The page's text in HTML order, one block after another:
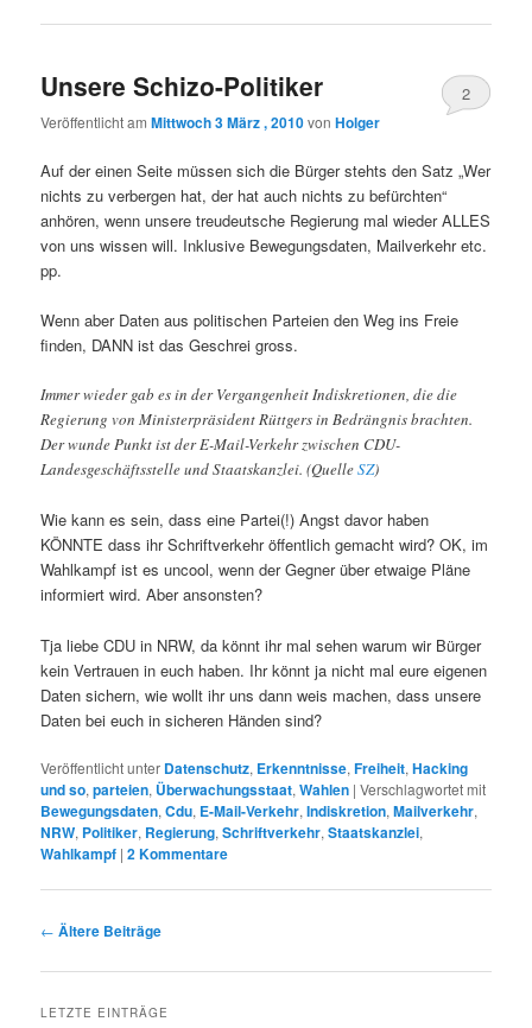
Unsere Schizo-Politiker
Veröffentlicht amMittwoch 3 März , 2010vonHolger
2
Auf der einen Seite müssen sich die Bürger stehts den Satz „Wer
nichts zu verbergen hat, der hat auch nichts zu befürchten“
anhören, wenn unsere treudeutsche Regierung mal wieder ALLES
von uns wissen will. Inklusive Bewegungsdaten, Mailverkehr etc.
pp.
Wenn aber Daten aus politischen Parteien den Weg ins Freie
finden, DANN ist das Geschrei gross.
Immer wieder gab es in der Vergangenheit Indiskretionen, die die
Regierung von Ministerpräsident Rüttgers in Bedrängnis brachten.
Der wunde Punkt ist der E-Mail-Verkehr zwischen CDU-
Landesgeschäftsstelle und Staatskanzlei. (QuelleSZ)
Wie kann es sein, dass eine Partei(!) Angst davor haben
KÖNNTE dass ihr Schriftverkehr öffentlich gemacht wird? OK, im
Wahlkampf ist es uncool, wenn der Gegner über etwaige Pläne
informiert wird. Aber ansonsten?
Tja liebe CDU in NRW, da könnt ihr mal sehen warum wir Bürger
kein Vertrauen in euch haben. Ihr könnt ja nicht mal eure eigenen
Daten sichern, wie wollt ihr uns dann weis machen, dass unsere
Daten bei euch in sicheren Händen sind?
Veröffentlicht unter Datenschutz, Erkenntnisse,Freiheit,Hacking
und so,parteien, Überwachungsstaat,Wahlen |Verschlagwortet mit
Bewegungsdaten,Cdu, E-Mail-Verkehr,Indiskretion,Mailverkehr,
NRW, Politiker, Regierung,Schriftverkehr,Staatskanzlei,
Wahlkampf |2Kommentare
Beitrags-
← Ältere Beiträge
LETZTE EINTRÄGE